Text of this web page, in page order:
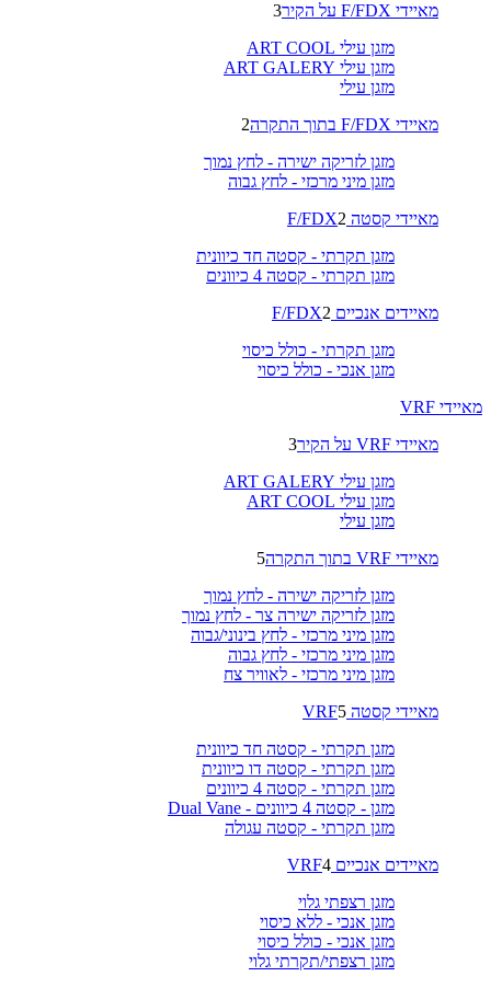
מאיידי F/FDX על הקיר
3
מזגן עילי ART COOL
מזגן עילי ART GALERY
מזגן עילי
מאיידי F/FDX בתוך התקרה
2
מזגן לזריקה ישירה - לחץ נמוך
מזגן מיני מרכזי - לחץ גבוה
מאיידי קסטה F/FDX 2
מזגן תקרתי - קסטה חד כיוונית
מזגן תקרתי - קסטה 4 כיוונים
מאיידים אנכיים F/FDX 2
מזגן תקרתי - כולל כיסוי
מזגן אנכי - כולל כיסוי
מאיידי VRF
מאיידי VRF על הקיר
3
מזגן עילי ART GALERY
מזגן עילי ART COOL
מזגן עילי
מאיידי VRF בתוך התקרה
5
מזגן לזריקה ישירה - לחץ נמוך
מזגן לזריקה ישירה צר - לחץ נמוך
מזגן מיני מרכזי - לחץ בינוני/גבוה
מזגן מיני מרכזי - לחץ גבוה
מזגן מיני מרכזי - לאוויר צח
מאיידי קסטה VRF 5
מזגן תקרתי - קסטה חד כיוונית
מזגן תקרתי - קסטה דו כיוונית
מזגן תקרתי - קסטה 4 כיוונים
מזגן - קסטה 4 כיוונים - Dual Vane
מזגן תקרתי - קסטה עגולה
מאיידים אנכיים VRF 4
מזגן רצפתי גלוי
מזגן אנכי - ללא כיסוי
מזגן אנכי - כולל כיסוי
מזגן רצפתי/תקרתי גלוי